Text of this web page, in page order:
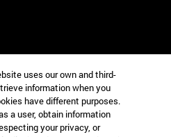
Nueva York EE.UU
uses our own and third-
information when you
have different purposes.
a user, obtain information
your privacy, or